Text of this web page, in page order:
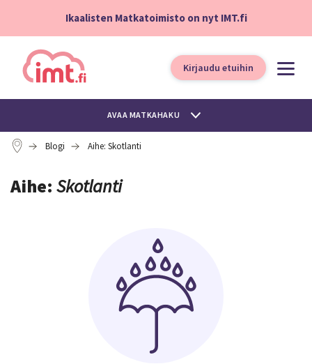
Ikaalisten Matkatoimisto on nyt IMT.fi
Kirjaudu etuihin
AVAA MATKAHAKU
Blogi Aihe: Skotlanti
Aihe: Skotlanti